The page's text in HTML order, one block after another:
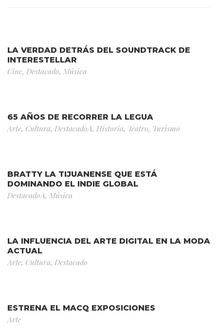
LA VERDAD DETRÁS DEL SOUNDTRACK DE
INTERESTELLAR
Cine, Destacado, Música
65 AÑOS DE RECORRER LA LEGUA
Arte, Cultura, DestacadoA, Historia, Teatro, Turismo
BRATTY LA TIJUANENSE QUE ESTÁ
DOMINANDO EL INDIE GLOBAL
DestacadoA, Música
LA INFLUENCIA DEL ARTE DIGITAL EN LA MODA
ACTUAL
Arte, Cultura, Destacado
ESTRENA EL MACQ EXPOSICIONES
Arte